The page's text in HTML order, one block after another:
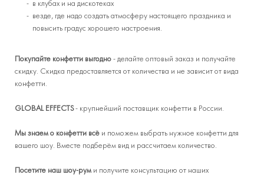
в клубах и на дискотеках
везде, где надо создать атмосферу настоящего праздника и
повысить градус хорошего настроения.
Покупайте конфетти выгодно - делайте оптовый заказ и получайте
скидку. Скидка предоставляется от количества и не зависит от вида
конфетти.
GLOBAL EFFECTS- крупнейший поставщик конфетти в России.
Мы знаем о конфетти всё и поможем выбрать нужное конфетти для
вашего шоу. Вместе подберём вид и рассчитаем количество.
Посетите наш шоу-рум и получите консультацию от наших